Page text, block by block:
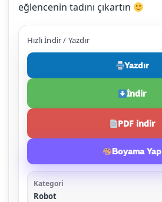
eğlencenin tadını çıkartın
Hızlı İndir / Yazdır
Yazdır
İndir
PDF indir
Boyama Yap
Kategori
Robot